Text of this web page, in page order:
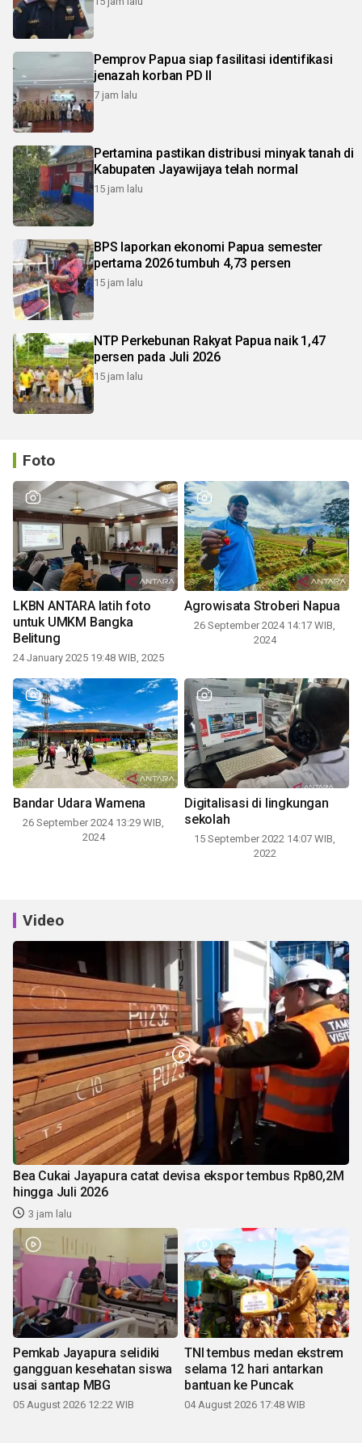
Pemprov Papua siap fasilitasi identifikasi
jenazah korban PD II
7 jam lalu
Pertamina pastikan distribusi minyak tanah di
Kabupaten Jayawijaya telah normal
15 jam lalu
BPS laporkan ekonomi Papua semester
pertama 2026 tumbuh 4,73 persen
15 jam lalu
NTP Perkebunan Rakyat Papua naik 1,47
persen pada Juli 2026
15 jam lalu
Foto
LKBN ANTARA latih foto
untuk UMKM Bangka
Belitung
24 January 2025 19:48 WIB, 2025
Agrowisata Stroberi Napua
26 September 2024 14:17 WIB,
2024
Bandar Udara Wamena
26 September 2024 13:29 WIB,
2024
Digitalisasi di lingkungan
sekolah
15 September 2022 14:07 WIB,
2022
Video
Bea Cukai Jayapura catat devisa ekspor tembus Rp80,2M
hingga Juli 2026
3 jam lalu
Pemkab Jayapura selidiki
gangguan kesehatan siswa
usai santap MBG
05 August 2026 12:22 WIB
TNI tembus medan ekstrem
selama 12 hari antarkan
bantuan ke Puncak
04 August 2026 17:48 WIB